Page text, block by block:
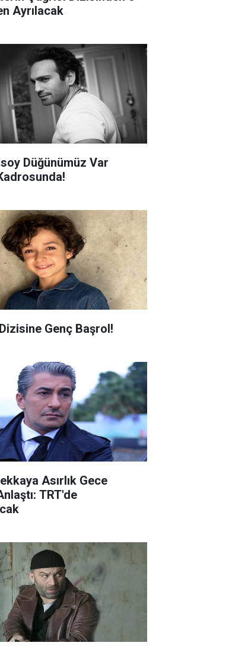
Ayrılacak
Düğünümüz Var
Genç Başrol!
Asırlık Gece
TRT'de